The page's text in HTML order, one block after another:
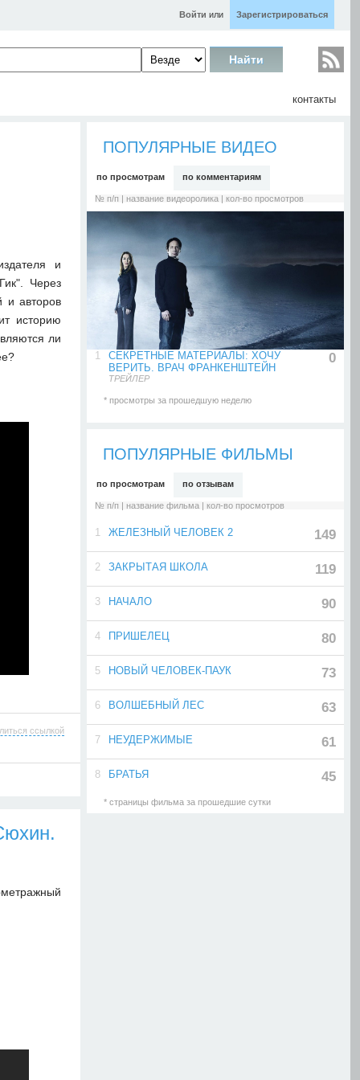
Зарегистрироваться
Войти или
контакты
и
Через
и авторов
историю
ли
ссылкой
ПОПУЛЯРНЫЕ ВИДЕО
по просмотрам
№ п/п | название видеоролика | кол-во просмотров
1
СЕКРЕТНЫЕ МАТЕРИАЛЫ: ХОЧУ
ВЕРИТЬ. ВРАЧ ФРАНКЕНШТЕЙН
ТРЕЙЛЕР
0
* просмотры за прошедшую неделю
по комментариям
ПОПУЛЯРНЫЕ ФИЛЬМЫ
по просмотрам
№ п/п | название фильма | кол-во просмотров
1 ЖЕЛЕЗНЫЙ ЧЕЛОВЕК 2 149
2 ЗАКРЫТАЯ ШКОЛА 119
3 НАЧАЛО 90
4 ПРИШЕЛЕЦ 80
5 НОВЫЙ ЧЕЛОВЕК-ПАУК 73
6 ВОЛШЕБНЫЙ ЛЕС 63
7 НЕУДЕРЖИМЫЕ 61
8 БРАТЬЯ 45
* страницы фильма за прошедшие сутки
по отзывам